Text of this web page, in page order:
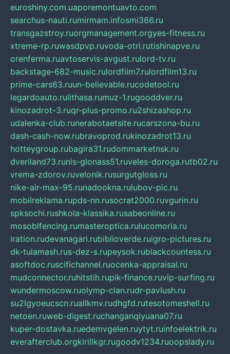
euroshiny.com.uaporemontuavto.com
searchus-nauti.rumirmam.infosmi366.ru
transgazstroy.ruorgmanagement.orgyes-fitness.ru
xtreme-rp.ruwasdpvp.ruvoda-otri.rutishinapve.ru
orenferma.ruavtoservis-avgust.rulord-tv.ru
backstage-682-music.rulordfilm7.rulordfilm13.ru
prime-cars63.ruun-believable.rucodetool.ru
legardoauto.rulithasa.rumuz-1.rugooddver.ru
kinozadrot-3.ruqr-plus-promo.ru2shizashop.ru
udalenka-club.runerabotaetsite.rucarszona-bu.ru
dash-cash-now.rubravoprod.rukinozadrot13.ru
hotteygroup.rubagira31.rudommarketnsk.ru
dveriland73.runis-glonass51.ruveles-doroga.rutb02.ru
vrema-zdorov.ruvelonik.rusurgutgloss.ru
nike-air-max-95.runadookna.rulubov-pic.ru
mobilreklama.rupds-nn.rusocrat2000.ruvgurin.ru
spksochi.rushkola-klassika.rusabeonline.ru
mosoblfencing.rumasteroptica.rulucomoria.ru
iration.rudevanagari.rubiblioverde.ruigro-pictures.ru
dk-tulamash.rus-dez-s.rupeysok.rublackcountess.ru
asoftdoc.ruscifichannel.ruocenka-appraisal.ru
mudconnector.ruhitstih.rupik-finance.ruvip-surfing.ru
wundermoscow.ruolymp-clan.rudr-pavlush.ru
su2lgyoeucscn.ruallkmv.rudhgfd.rutesotomeshell.ru
netoen.ruweb-digest.ruchanganqiyuana07.ru
kuper-dostavka.ruedemvgelen.ruytyt.ruinfoelektrik.ru
everafterclub.orgkirillkgr.rugoodv1234.ruoopslady.ru